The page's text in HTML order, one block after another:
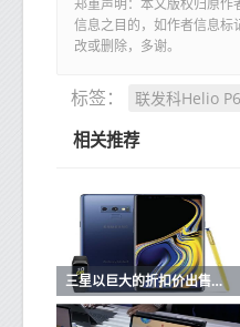
郑重声明：本文版权归原作
信息之目的，如作者信息标
改或删除，多谢。
标签： 联发科Helio
相关推荐
三星以巨大的折扣价出售Galaxy Note 9同时还包括Galaxy Fit